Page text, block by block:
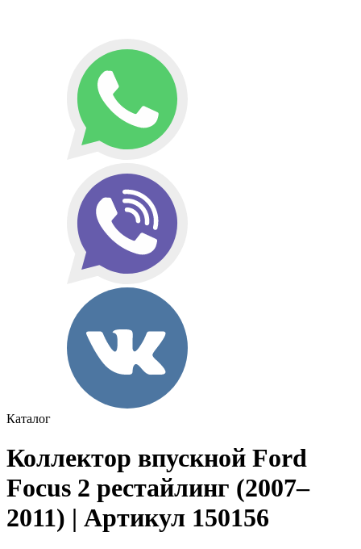
Каталог
Коллектор впускной Ford
Focus 2 рестайлинг (2007–
2011) | Артикул 150156